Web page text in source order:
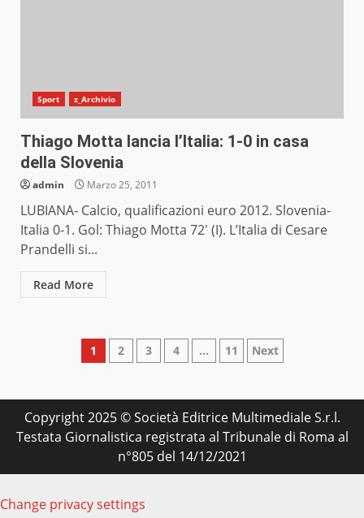
Sport z_Archivio
Thiago Motta lancia l’Italia: 1-0 in casa
della Slovenia
admin Marzo 25, 2011
LUBIANA- Calcio, qualificazioni euro 2012. Slovenia-
Italia 0-1. Gol: Thiago Motta 72′ (I). L’Italia di Cesare
Prandelli si...
Read More
Paginazione
articoli
1 2 3 4 … 11 Next
Copyright 2025 © Società Editrice Multimediale S.r.l.
Testata Giornalistica registrata al Tribunale di Roma al
n°805 del 14/12/2021
Change privacy settings